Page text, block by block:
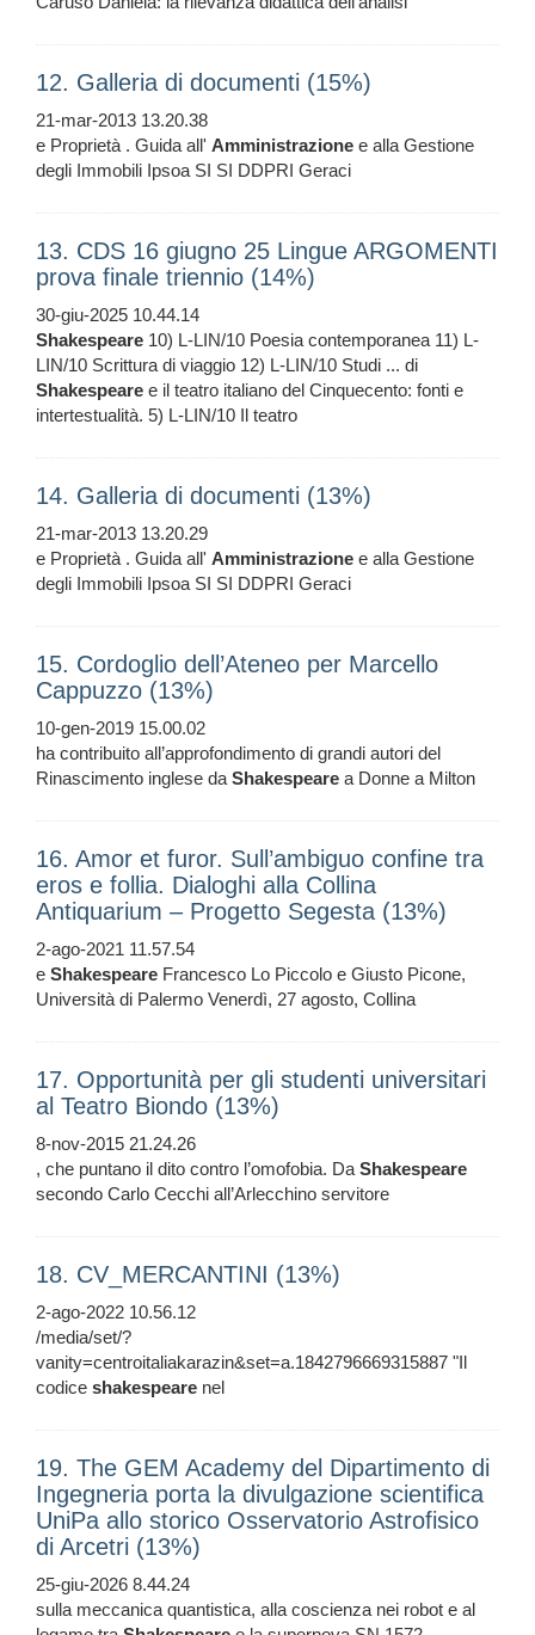
12. Galleria di documenti (15%)
21-mar-2013 13.20.38
e Proprietà . Guida all' Amministrazione e alla Gestione
degli Immobili Ipsoa SI SI DDPRI Geraci
13. CDS 16 giugno 25 Lingue ARGOMENTI
prova finale triennio (14%)
30-giu-2025 10.44.14
Shakespeare 10) L-LIN/10 Poesia contemporanea 11) L-
LIN/10 Scrittura di viaggio 12) L-LIN/10 Studi ... di
Shakespeare e il teatro italiano del Cinquecento: fonti e
intertestualità. 5) L-LIN/10 Il teatro
14. Galleria di documenti (13%)
21-mar-2013 13.20.29
e Proprietà . Guida all' Amministrazione e alla Gestione
degli Immobili Ipsoa SI SI DDPRI Geraci
15. Cordoglio dell’Ateneo per Marcello
Cappuzzo (13%)
10-gen-2019 15.00.02
ha contribuito all’approfondimento di grandi autori del
Rinascimento inglese daShakespeare a Donne a Milton
16. Amor et furor. Sull’ambiguo confine tra
eros e follia. Dialoghi alla Collina
Antiquarium – Progetto Segesta (13%)
2-ago-2021 11.57.54
e Shakespeare Francesco Lo Piccolo e Giusto Picone,
Università di Palermo Venerdì, 27 agosto, Collina
17. Opportunità per gli studenti universitari
al Teatro Biondo (13%)
8-nov-2015 21.24.26
, che puntano il dito contro l’omofobia. DaShakespeare
secondo Carlo Cecchi all’Arlecchino servitore
18. CV_MERCANTINI (13%)
2-ago-2022 10.56.12
/media/set/?
vanity=centroitaliakarazin&set=a.1842796669315887 "Il
codice shakespeare nel
19. The GEM Academy del Dipartimento di
Ingegneria porta la divulgazione scientifica
UniPa allo storico Osservatorio Astrofisico
di Arcetri (13%)
25-giu-2026 8.44.24
sulla meccanica quantistica, alla coscienza nei robot e al